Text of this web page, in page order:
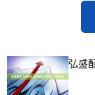
弘盛